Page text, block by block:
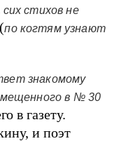
стихов не
по когтям узнают
знакомому
в № 30
в газету.
и поэт